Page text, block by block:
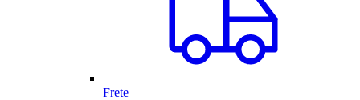
Frete